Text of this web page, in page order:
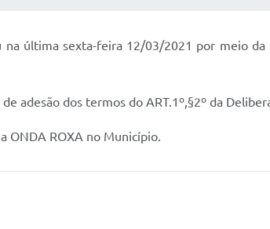
na última sexta-feira 12/03/2021 por meio da
adesão dos termos do ART.1º,§2º da
ONDA ROXA no Município.